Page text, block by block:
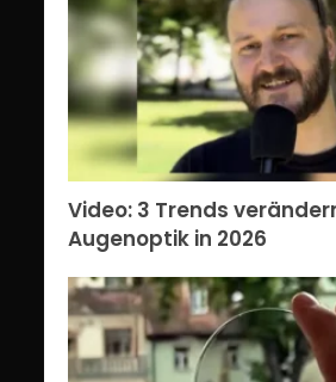
Video: 3 Trends
Augenoptik in 2026